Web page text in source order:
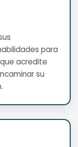
para
acredite
su